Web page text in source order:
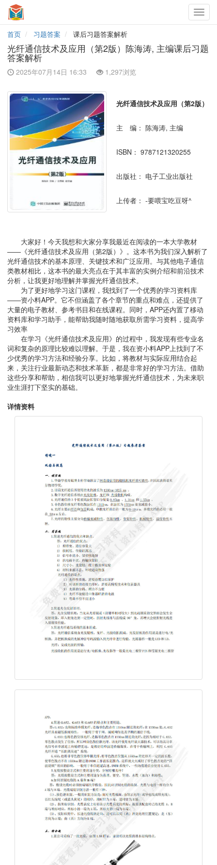
首页
习题答案 课后习题答案解析
光纤通信技术及应用（第2版）陈海涛, 主编课后习题
答案解析
2025年07月14日 16:33 1,297浏览
光纤通信技术及应用（第2版）
主 编： 陈海涛, 主编
ISBN： 9787121320255
出版社： 电子工业出版社
上传者： -要喂宝吃豆呀^
大家好！今天我想和大家分享我最近在阅读的一本大学教材
——《光纤通信技术及应用（第2版）》。这本书为我们深入解析了
光纤通信技术的基本原理、关键技术和广泛应用。与其他电子通信
类教材相比，这本书的最大亮点在于其丰富的实例介绍和前沿技术
分析，让我更好地理解并掌握光纤通信技术。
为了更好地学习这门课程，我找到了一个优秀的学习资料库
——资小料APP。它不但涵盖了各个章节的重点和难点，还提供了
大量的电子教材、参考书目和在线课程。同时，APP还内置了移动
资料库和学习助手，能帮助我随时随地获取所需学习资料，提高学
习效率
在学习《光纤通信技术及应用》的过程中，我发现有些专业名
词和复杂的原理比较难以理解。于是，我在资小料APP上找到了不
少优秀的学习方法和经验分享。比如，将教材与实际应用结合起
来，关注行业最新动态和技术革新，都是非常好的学习方法。借助
这些分享和帮助，相信我可以更好地掌握光纤通信技术，为未来职
业生涯打下坚实的基础。
详情资料